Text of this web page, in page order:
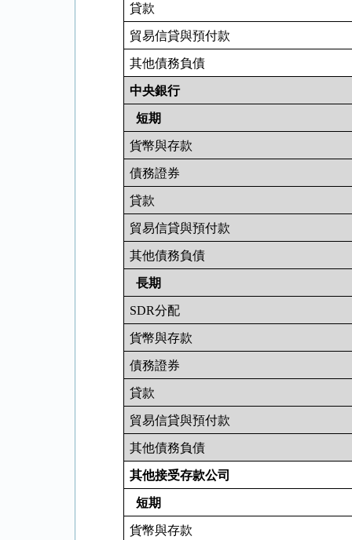
貸款
貿易信貸與預付款
其他債務負債
中央銀行
短期
貨幣與存款
債務證券
貸款
貿易信貸與預付款
其他債務負債
長期
SDR分配
貨幣與存款
債務證券
貸款
貿易信貸與預付款
其他債務負債
其他接受存款公司
短期
貨幣與存款